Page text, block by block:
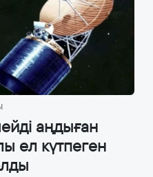
аңдыған
ел күтпеген